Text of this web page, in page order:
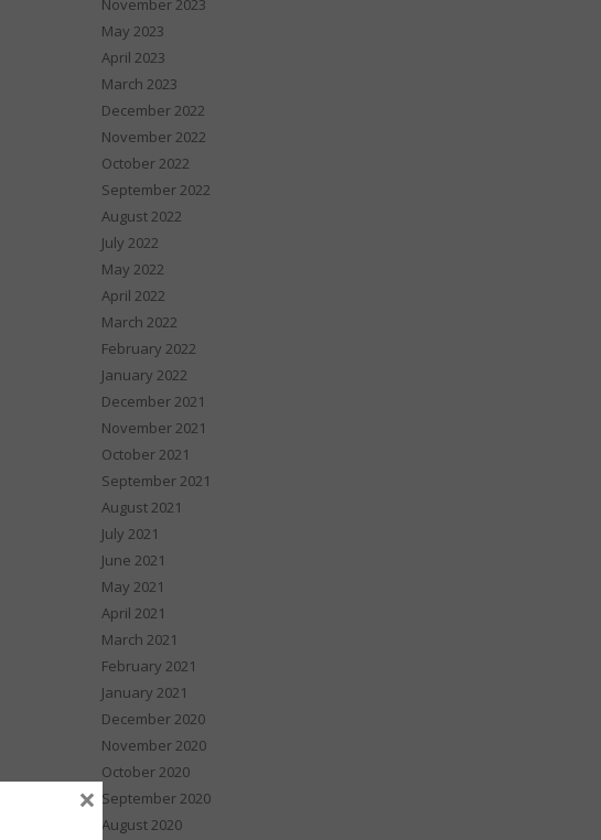
November 2023
May 2023
April 2023
March 2023
December 2022
November 2022
October 2022
September 2022
August 2022
July 2022
May 2022
April 2022
March 2022
February 2022
January 2022
December 2021
November 2021
October 2021
September 2021
August 2021
July 2021
June 2021
May 2021
April 2021
March 2021
February 2021
January 2021
December 2020
November 2020
October 2020
September 2020
August 2020
×